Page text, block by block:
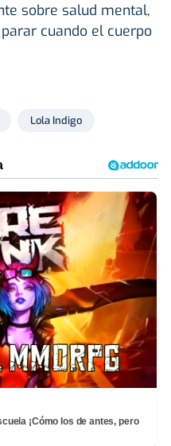
sobre salud mental,
cuando el cuerpo
Lola Indigo
¡Cómo los de antes, pero